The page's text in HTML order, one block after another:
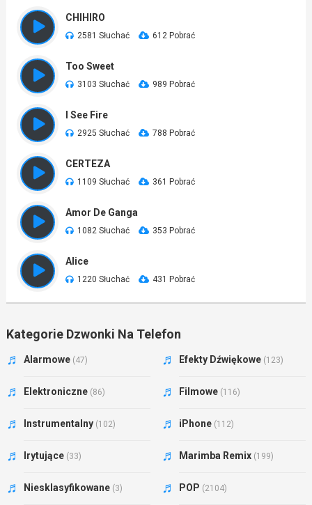
CHIHIRO
2581 Słuchać 612 Pobrać
Too Sweet
3103 Słuchać 989 Pobrać
I See Fire
2925 Słuchać 788 Pobrać
CERTEZA
1109 Słuchać 361 Pobrać
Amor De Ganga
1082 Słuchać 353 Pobrać
Alice
1220 Słuchać 431 Pobrać
Kategorie Dzwonki Na Telefon
Alarmowe (47) Efekty Dźwiękowe (123)
Elektroniczne (86) Filmowe (116)
Instrumentalny (102) iPhone (112)
Irytujące (33) Marimba Remix (199)
Niesklasyfikowane (3) POP (2104)